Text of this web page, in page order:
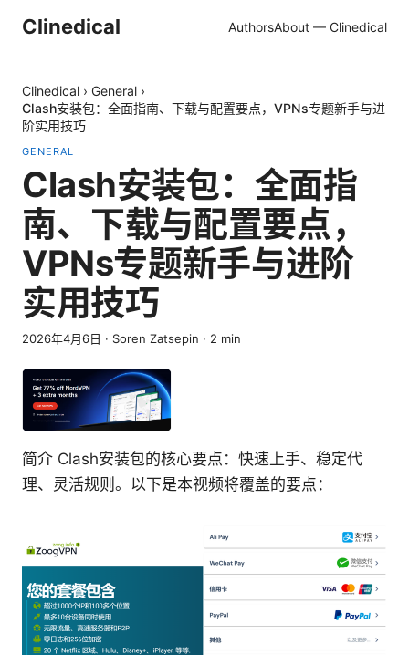
Clinedical AuthorsAbout — Clinedical
Clinedical › General ›
Clash安装包：全面指南、下载与配置要点，VPNs专题新手与进
阶实用技巧
GENERAL
Clash安装包：全面指
南、下载与配置要点，
VPNs专题新手与进阶
实用技巧
2026年4月6日 · Soren Zatsepin · 2 min
简介 Clash安装包的核心要点：快速上手、稳定代
理、灵活规则。以下是本视频将覆盖的要点：